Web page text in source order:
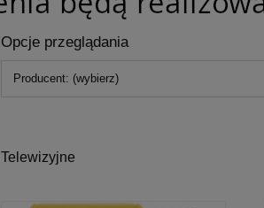
Opcje przeglądania
Producent: (wybierz)
Telewizyjne